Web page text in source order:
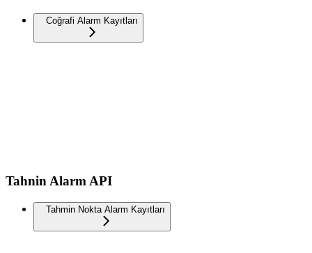
Coğrafi Alarm Kayıtları
Tahnin Alarm API
Tahmin Nokta Alarm Kayıtları